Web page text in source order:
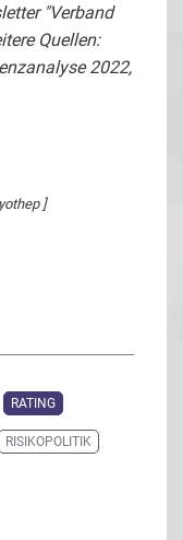
"Verband
Quellen:
2022,
]
RATING
RISIKOPOLITIK